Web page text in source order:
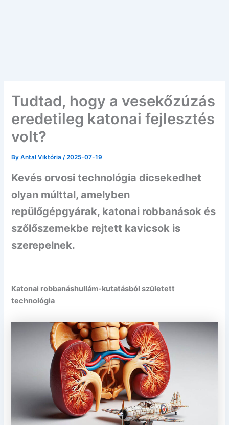
Tudtad, hogy a vesekőzúzás
eredetileg katonai fejlesztés
volt?
ByAntal Viktória/2025-07-19
Kevés orvosi technológia dicsekedhet
olyan múlttal, amelyben
repülőgépgyárak, katonai robbanások és
szőlőszemekbe rejtett kavicsok is
szerepelnek.
Katonai robbanáshullám-kutatásból született
technológia